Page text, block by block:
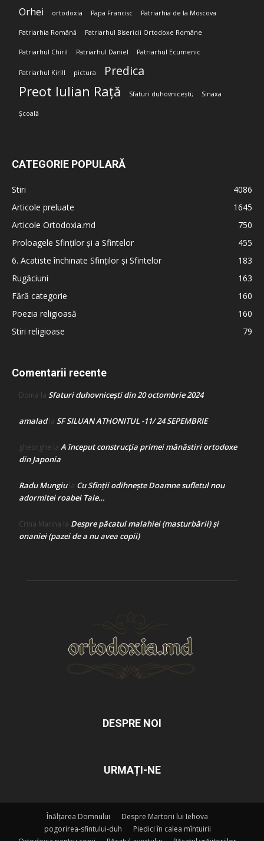
Orhei ortodoxia Papa Francisc Patriarhia de la Moscova
Patriarhia Română Patriarhul Bisericii Ortodoxe Române
Patriarhul Chiril Patriarhul Daniel Patriarhul Ecumenic
Patriarhul Kirill pictura Predica
Preot Iulian Rață Sfaturi duhovnicești; Sinaxa
Școală
CATEGORIE POPULARĂ
Stiri
4086
Articole preluate
1645
Articole Ortodoxia.md
750
Proloagele Sfinților și a Sfintelor
455
6. Acatiste închinate Sfinților și Sfintelor
183
Rugăciuni
163
Fără categorie
160
Poezia religioasă
160
Stiri religioase
79
Comentarii recente
Doina la Sfaturi duhovnicești din 20 octombrie 2024
amaladla SF SILUAN ATHONITUL -11/ 24 SEPEMBRIE
gheorghe la A început construcţia primei mănăstiri ortodoxe
din Japonia
Radu Mungiula Cu Sfinții odihnește Doamne sufletul nou
adormitei roabei Tale…
Crina Marina la Despre păcatul malahiei (masturbării) şi
onaniei (pazei de a nu avea copii)
DESPRE NOI
URMAȚI-NE
Înălțarea Domnului
Despre Martorii lui Iehova
pogorirea-sfintului-duh
Piedici în calea mîntuirii